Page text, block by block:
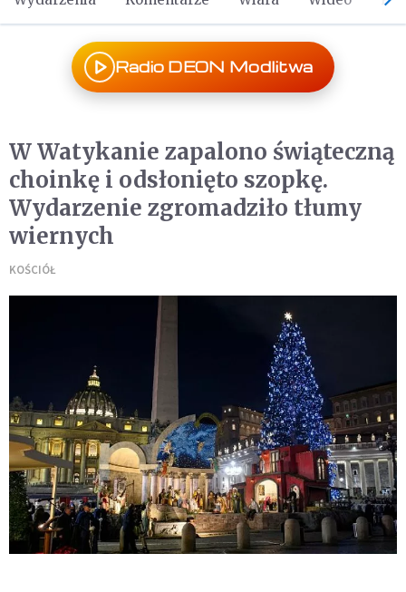
Radio DEON Modlitwa
W Watykanie zapalono świąteczną
choinkę i odsłonięto szopkę.
Wydarzenie zgromadziło tłumy
wiernych
KOŚCIÓŁ